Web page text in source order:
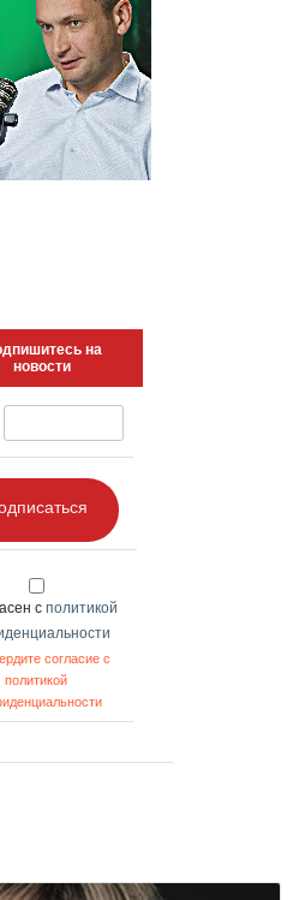
на
новости
с политикой
согласие с
политикой